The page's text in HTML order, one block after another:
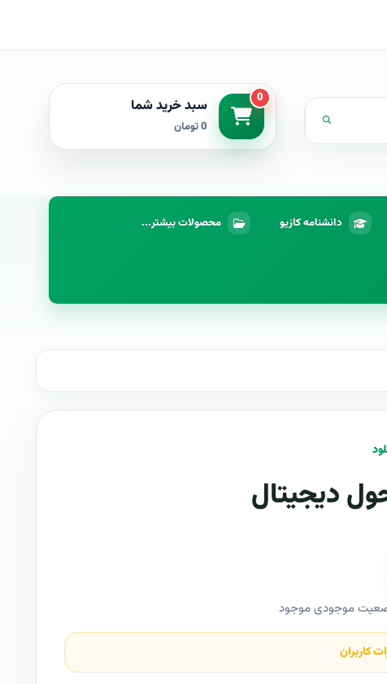
0 سبد خرید شما
0 تومان
دانشنامه کازیو محصولات بیشتر...
دیجیتال
موجودی موجود
کاربران